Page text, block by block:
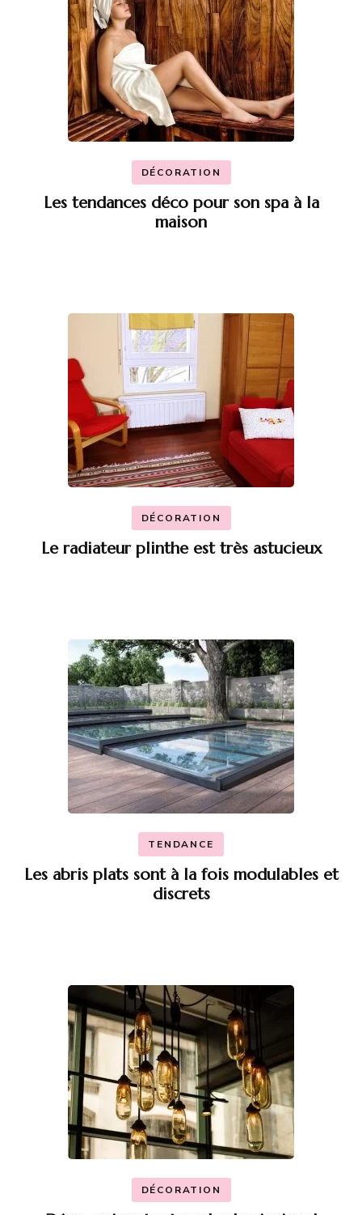
DÉCORATION
Les tendances déco pour son spa à la
maison
DÉCORATION
Le radiateur plinthe est très astucieux
TENDANCE
Les abris plats sont à la fois modulables et
discrets
DÉCORATION